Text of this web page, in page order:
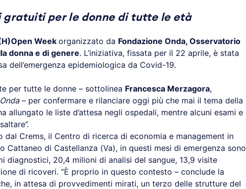
gratuiti per le donne di tutte le età
Week organizzato da Fondazione Onda, Osservatorio
donna e di genere. L’iniziativa, fissata per il 22 aprile, è stata
dell’emergenza epidemiologica da Covid-19.
per tutte le donne – sottolinea Francesca Merzagora,
– per confermare e rilanciare oggi più che mai il tema della
allungato le liste d’attesa negli ospedali, mentre alcuni esami e
dal Crems, il Centro di ricerca di economia e management in
Cattaneo di Castellanza (Va), in questi mesi di emergenza sono
diagnostici, 20,4 milioni di analisi del sangue, 13,9 visite
di ricoveri. “È proprio in questo contesto – conclude la
in attesa di provvedimenti mirati, un terzo delle strutture del